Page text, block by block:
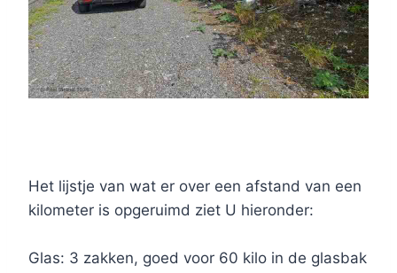
Het lijstje van wat er over een afstand van een
kilometer is opgeruimd ziet U hieronder:
Glas: 3 zakken, goed voor 60 kilo in de glasbak